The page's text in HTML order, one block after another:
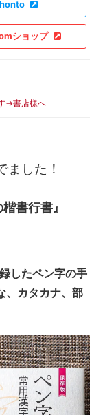
honto
ショップ
→書店様へ
ました！
書行書』
したペン字の手
、カタカナ、部